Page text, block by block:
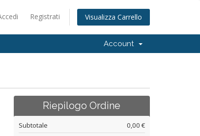
Registrati Visualizza Carrello
Account
Riepilogo Ordine
Subtotale 0,00 €